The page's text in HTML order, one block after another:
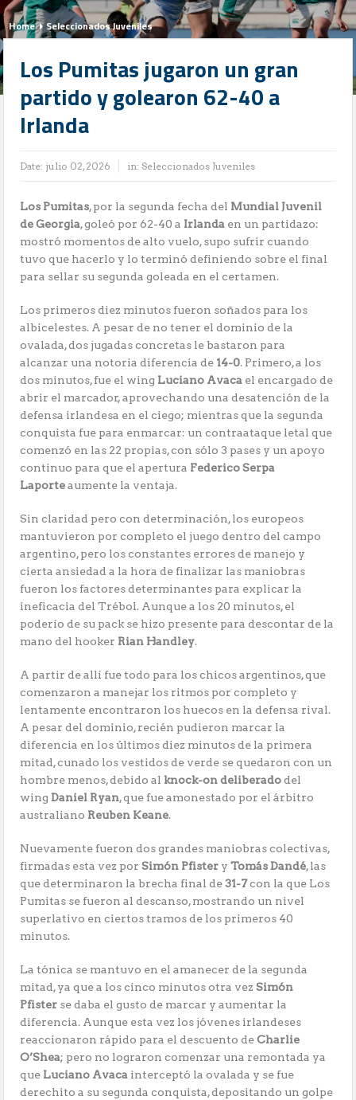
Home Seleccionados Juveniles
Los Pumitas jugaron un gran
partido y golearon 62-40 a
Irlanda
Date: julio 02, 2026 in:Seleccionados Juveniles
Los Pumitas, por la segunda fecha del Mundial Juvenil
de Georgia, goleó por 62-40 a Irlanda en un partidazo:
mostró momentos de alto vuelo, supo sufrir cuando
tuvo que hacerlo y lo terminó definiendo sobre el final
para sellar su segunda goleada en el certamen.
Los primeros diez minutos fueron soñados para los
albicelestes. A pesar de no tener el dominio de la
ovalada, dos jugadas concretas le bastaron para
alcanzar una notoria diferencia de 14-0. Primero, a los
dos minutos, fue el wing Luciano Avaca el encargado de
abrir el marcador, aprovechando una desatención de la
defensa irlandesa en el ciego; mientras que la segunda
conquista fue para enmarcar: un contraataque letal que
comenzó en las 22 propias, con sólo 3 pases y un apoyo
continuo para que el apertura Federico Serpa
Laporteaumente la ventaja.
Sin claridad pero con determinación, los europeos
mantuvieron por completo el juego dentro del campo
argentino, pero los constantes errores de manejo y
cierta ansiedad a la hora de finalizar las maniobras
fueron los factores determinantes para explicar la
ineficacia del Trébol. Aunque a los 20 minutos, el
poderío de su pack se hizo presente para descontar de la
mano del hooker Rian Handley.
A partir de allí fue todo para los chicos argentinos, que
comenzaron a manejar los ritmos por completo y
lentamente encontraron los huecos en la defensa rival.
A pesar del dominio, recién pudieron marcar la
diferencia en los últimos diez minutos de la primera
mitad, cunado los vestidos de verde se quedaron con un
hombre menos, debido al knock-on deliberadodel
wingDaniel Ryan, que fue amonestado por el árbitro
australiano Reuben Keane.
Nuevamente fueron dos grandes maniobras colectivas,
firmadas esta vez porSimón Pfister yTomás Dandé, las
que determinaron la brecha final de31-7con la que Los
Pumitas se fueron al descanso, mostrando un nivel
superlativo en ciertos tramos de los primeros 40
minutos.
La tónica se mantuvo en el amanecer de la segunda
mitad, ya que a los cinco minutos otra vezSimón
Pfister se daba el gusto de marcar y aumentar la
diferencia. Aunque esta vez los jóvenes irlandeses
reaccionaron rápido para el descuento deCharlie
O’Shea; pero no lograron comenzar una remontada ya
que Luciano Avaca interceptó la ovalada y se fue
derechito a su segunda conquista, depositando un golpe